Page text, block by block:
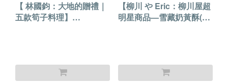
【 林國鈞：大地的贈禮｜
五款筍子料理】
【柳川 や Eric：柳川屋超
明星商品—雪藏奶黃酥(第